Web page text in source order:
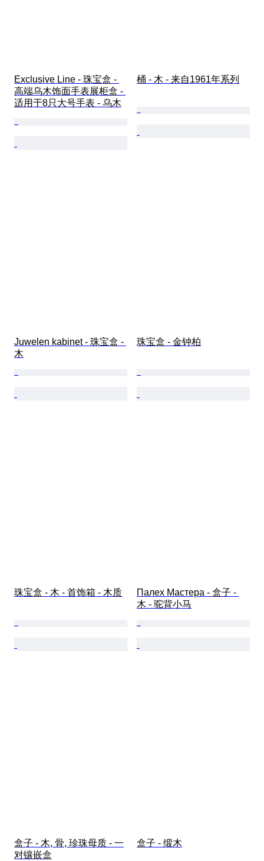
Exclusive Line - 珠宝盒 -
高端乌木饰面手表展柜盒 -
适用于8只大号手表 - 乌木
桶 - 木 - 来自1961年系列
Juwelen kabinet - 珠宝盒 -
木
珠宝盒 - 金钟柏
珠宝盒 - 木 - 首饰箱 - 木质
Палех Мастера - 盒子 -
木 - 驼背小马
盒子 - 木, 骨, 珍珠母质 - 一
对镶嵌盒
盒子 - 缎木